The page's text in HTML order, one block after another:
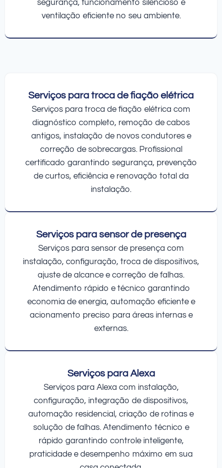
segurança, funcionamento silencioso e
ventilação eficiente no seu ambiente.
Serviços para troca de fiação elétrica
Serviços para troca de fiação elétrica com
diagnóstico completo, remoção de cabos
antigos, instalação de novos condutores e
correção de sobrecargas. Profissional
certificado garantindo segurança, prevenção
de curtos, eficiência e renovação total da
instalação.
Serviços para sensor de presença
Serviços para sensor de presença com
instalação, configuração, troca de dispositivos,
ajuste de alcance e correção de falhas.
Atendimento rápido e técnico garantindo
economia de energia, automação eficiente e
acionamento preciso para áreas internas e
externas.
Serviços para Alexa
Serviços para Alexa com instalação,
configuração, integração de dispositivos,
automação residencial, criação de rotinas e
solução de falhas. Atendimento técnico e
rápido garantindo controle inteligente,
praticidade e desempenho máximo em sua